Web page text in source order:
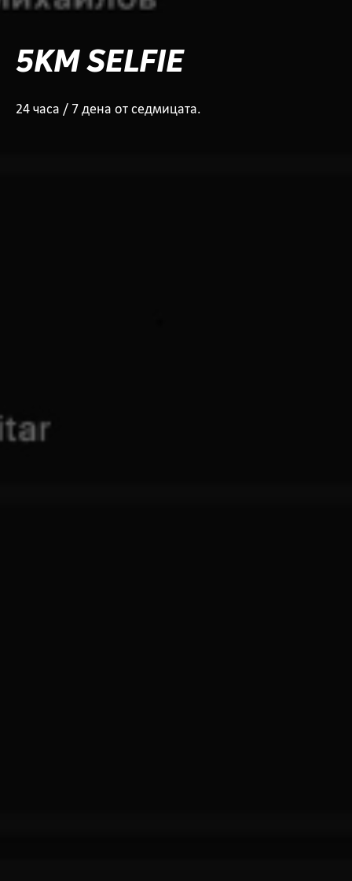
5KM SELFIE
24 часа / 7 дена от седмицата.